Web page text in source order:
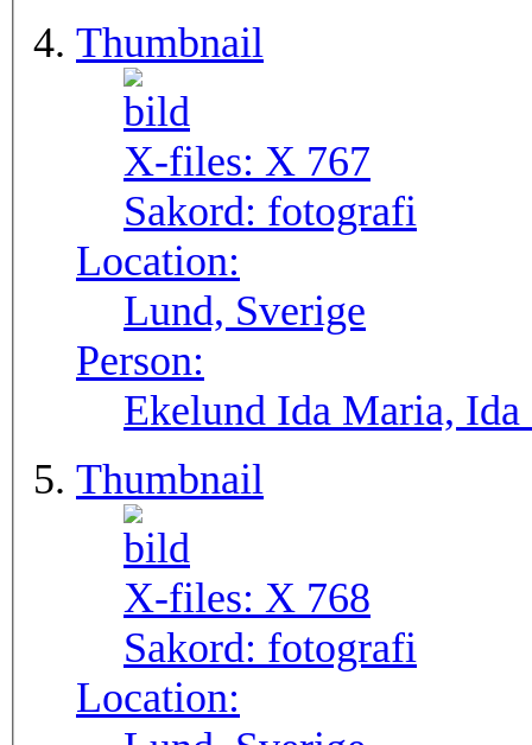
Thumbnail
X-files: X 767
Sakord: fotografi
Location:
Lund, Sverige
Person:
Ekelund Ida Maria, Ida
Thumbnail
X-files: X 768
Sakord: fotografi
Location: